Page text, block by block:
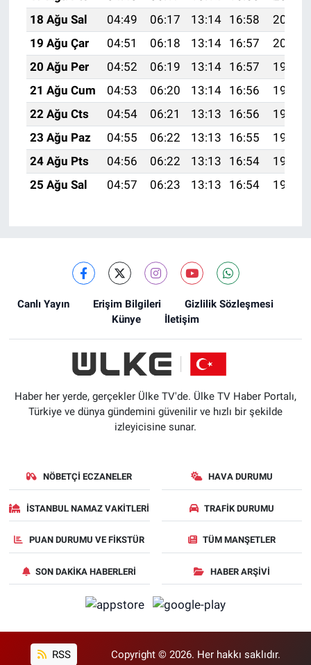
18 Ağu Sal
04:49 06:17 13:14 16:58
20:01
19 Ağu Çar
04:51 06:18 13:14 16:57
20:00
20 Ağu Per
04:52 06:19 13:14 16:57
19:59
21 Ağu Cum
04:53 06:20 13:14 16:56
19:57
22 Ağu Cts
04:54 06:21 13:13 16:56
19:56
23 Ağu Paz
04:55 06:22 13:13 16:55
19:55
24 Ağu Pts
04:56 06:22 13:13 16:54
19:53
25 Ağu Sal
04:57 06:23 13:13 16:54 19:52
Canlı Yayın Erişim Bilgileri
Gizlilik Sözleşmesi
Künye
İletişim
Haber her yerde, gerçekler Ülke TV'de. Ülke TV Haber Portalı,
Türkiye ve dünya gündemini güvenilir ve hızlı bir şekilde
izleyicisine sunar.
NÖBETÇI ECZANELER HAVA DURUMU
İSTANBUL NAMAZ VAKITLERI TRAFIK DURUMU
PUAN DURUMU VE FIKSTÜR TÜM MANŞETLER
SON DAKIKA HABERLERI HABER ARŞIVI
RSS Copyright © 2026. Her hakkı saklıdır.